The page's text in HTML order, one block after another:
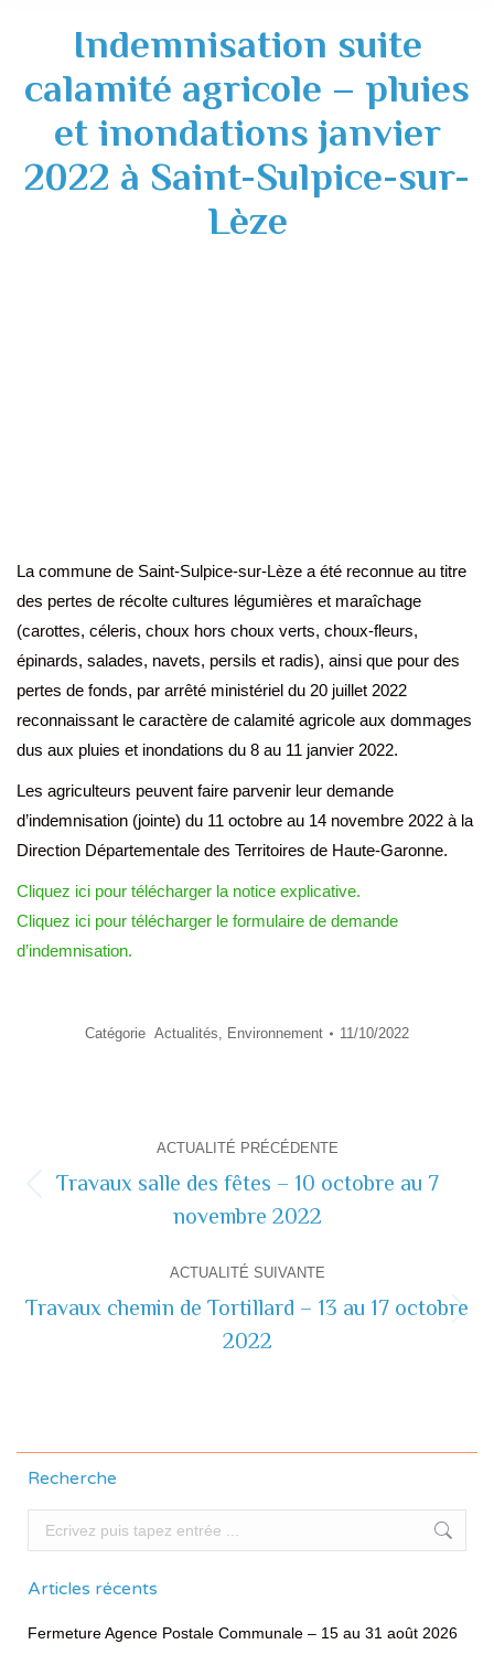
Indemnisation suite
calamité agricole – pluies
et inondations janvier
2022 à Saint-Sulpice-sur-
Lèze
La commune de Saint-Sulpice-sur-Lèze a été reconnue au titre
des pertes de récolte cultures légumières et maraîchage
(carottes, céleris, choux hors choux verts, choux-fleurs,
épinards, salades, navets, persils et radis), ainsi que pour des
pertes de fonds, par arrêté ministériel du 20 juillet 2022
reconnaissant le caractère de calamité agricole aux dommages
dus aux pluies et inondations du 8 au 11 janvier 2022.
Les agriculteurs peuvent faire parvenir leur demande
d’indemnisation (jointe) du 11 octobre au 14 novembre 2022 à la
Direction Départementale des Territoires de Haute-Garonne.
Cliquez ici pour télécharger la notice explicative.
Cliquez ici pour télécharger le formulaire de demande
d’indemnisation.
Catégorie Actualités, Environnement 11/10/2022
de
commentaire
ACTUALITÉ PRÉCÉDENTE
précédente
Travaux salle des fêtes – 10 octobre au 7
novembre 2022
ACTUALITÉ SUIVANTE
suivante
Travaux chemin de Tortillard – 13 au 17 octobre
2022
Recherche
Recherche
Articles récents
Fermeture Agence Postale Communale – 15 au 31 août 2026